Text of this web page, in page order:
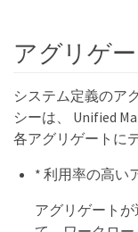
アグリゲ
システム定義のア
シーは、 Unified
各アグリゲートに
* 利用率の高い
アグリゲート